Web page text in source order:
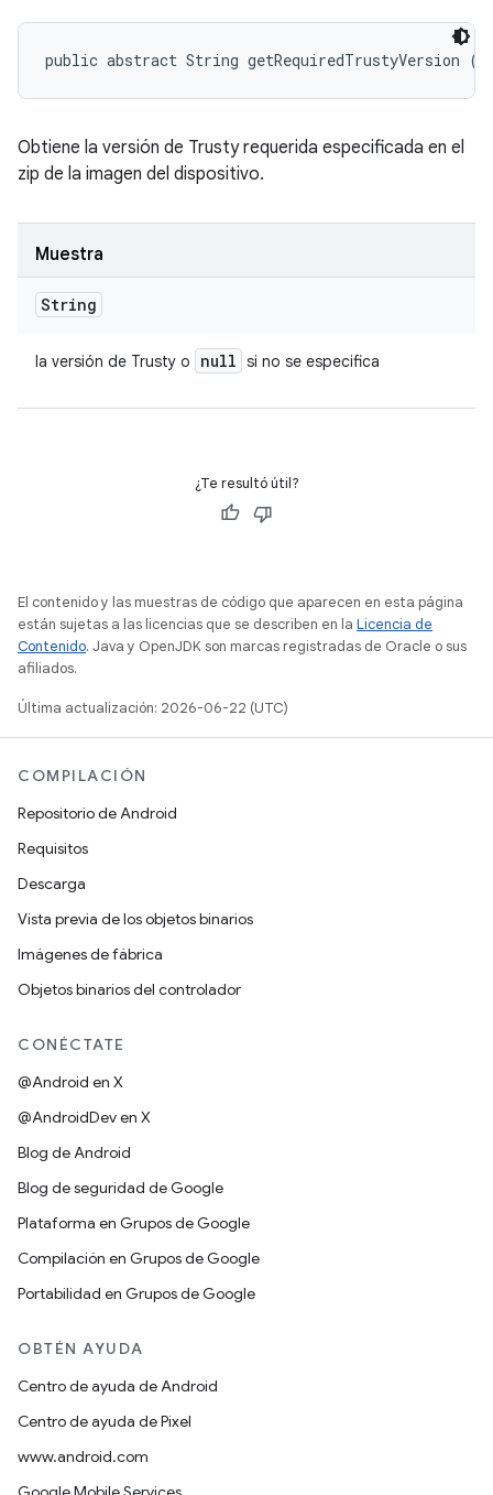
public abstract String getRequiredTrustyVersion ()
Obtiene la versión de Trusty requerida especificada en el
zip de la imagen del dispositivo.
Muestra
String
la versión de Trusty o null si no se especifica
¿Te resultó útil?
El contenido y las muestras de código que aparecen en esta página
están sujetas a las licencias que se describen en la Licencia de
Contenido. Java y OpenJDK son marcas registradas de Oracle o sus
afiliados.
Última actualización: 2026-06-22 (UTC)
COMPILACIÓN
Repositorio de Android
Requisitos
Descarga
Vista previa de los objetos binarios
Imágenes de fábrica
Objetos binarios del controlador
CONÉCTATE
@Android en X
@AndroidDev en X
Blog de Android
Blog de seguridad de Google
Plataforma en Grupos de Google
Compilación en Grupos de Google
Portabilidad en Grupos de Google
OBTÉN AYUDA
Centro de ayuda de Android
Centro de ayuda de Pixel
www.android.com